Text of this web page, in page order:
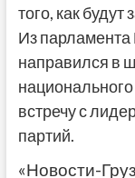
того, как
Из парламента
направился в
встречу с
партий.
«Новости-